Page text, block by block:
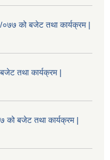
०७७ को बजेट तथा कार्यक्रम |
तथा कार्यक्रम |
को बजेट तथा कार्यक्रम |